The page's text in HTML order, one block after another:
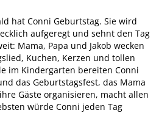
hat Conni Geburtstag. Sie wird
aufgeregt und sehnt den Tag
Mama, Papa und Jakob wecken
Kuchen, Kerzen und tollen
im Kindergarten bereiten Conni
das Geburtstagsfest, das Mama
Gäste organisieren, macht allen
würde Conni jeden Tag